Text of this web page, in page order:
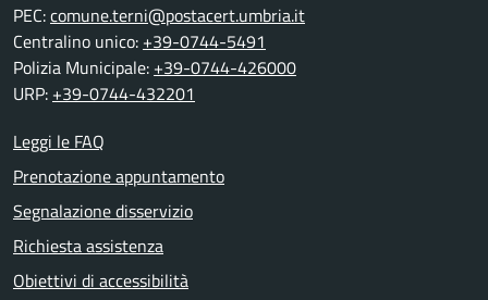
PEC:comune.terni@postacert.umbria.it
Centralino unico: +39-0744-5491
Polizia Municipale: +39-0744-426000
URP: +39-0744-432201
Leggi le FAQ
Prenotazione appuntamento
Segnalazione disservizio
Richiesta assistenza
Obiettivi di accessibilità